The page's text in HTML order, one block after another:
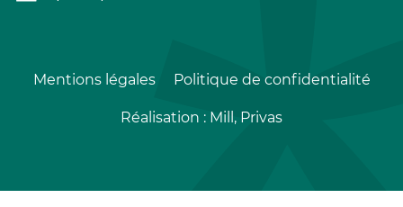
Mentions légales Politique de confidentialité
Réalisation : Mill, Privas